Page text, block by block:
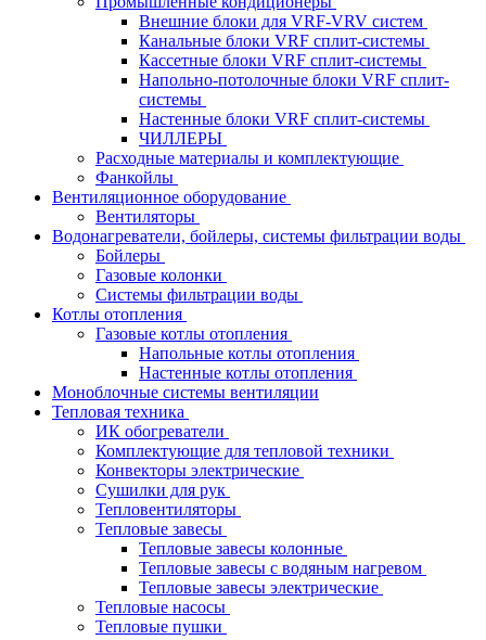
Внешние блоки для VRF-VRV систем
Канальные блоки VRF сплит-системы
Кассетные блоки VRF сплит-системы
Напольно-потолочные блоки VRF сплит-
системы
Настенные блоки VRF сплит-системы
ЧИЛЛЕРЫ
Расходные материалы и комплектующие
Фанкойлы
Вентиляционное оборудование
Вентиляторы
Водонагреватели, бойлеры, системы фильтрации воды
Бойлеры
Газовые колонки
Системы фильтрации воды
Котлы отопления
Газовые котлы отопления
Напольные котлы отопления
Настенные котлы отопления
Моноблочные системы вентиляции
Тепловая техника
ИК обогреватели
Комплектующие для тепловой техники
Конвекторы электрические
Сушилки для рук
Тепловентиляторы
Тепловые завесы
Тепловые завесы колонные
Тепловые завесы с водяным нагревом
Тепловые завесы электрические
Тепловые насосы
Тепловые пушки